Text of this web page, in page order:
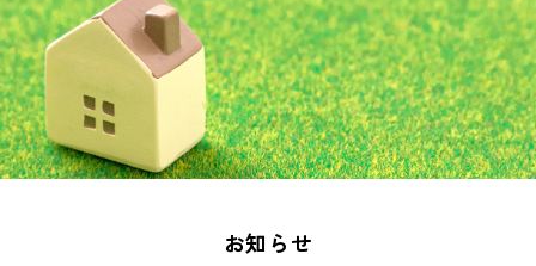
お知らせ